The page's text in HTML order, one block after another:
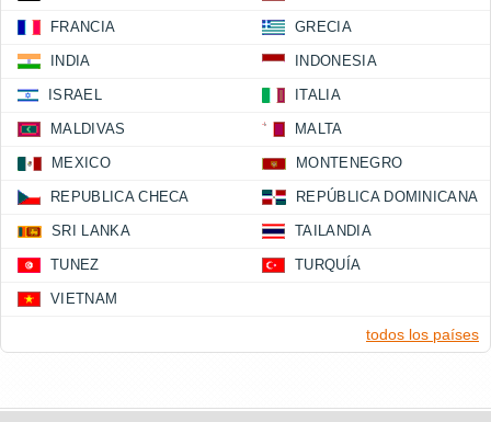
FRANCIA GRECIA
INDIA INDONESIA
ISRAEL ITALIA
MALDIVAS MALTA
MEXICO MONTENEGRO
REPUBLICA CHECA REPÚBLICA DOMINICANA
SRI LANKA TAILANDIA
TUNEZ TURQUÍA
VIETNAM
todos los países